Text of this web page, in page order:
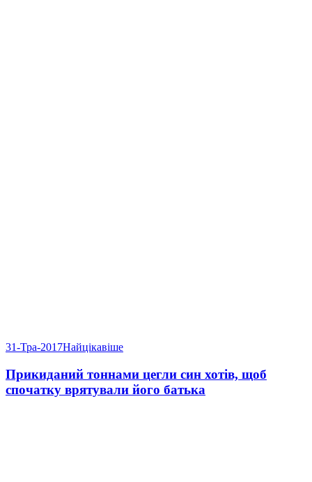
31-Тра-2017Найцікавіше
Прикиданий тоннами цегли син хотів, щоб
спочатку врятували його батька